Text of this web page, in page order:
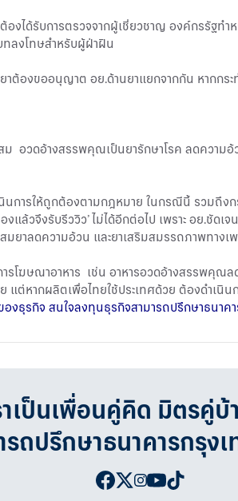
งได้รับการตรวจจากผู้เชี่ยวชาญ องค์กรรัฐทำ
ทลงโทษสำหรับผู้ฝ่าฝืน
ยาต้องขออนุญาต อย.ด้านยาแยกจากกัน หาก
ม อวดอ้างสรรพคุณเป็นยารักษาโรค ลดควา
ารให้ถูกต้องตามกฎหมาย ในกรณีนี้ รวมถึง
แล้วจึงรับรีววิว’ ไม่ได้อีกต่อไป เพราะ อย.ชั
ยาลดความอ้วน และยาเสริมสมรรถภาพทางเ
ารโฆษณาอาหาร เช่น อาหารอวดอ้างสรรพ
ต่หากผลิตเพื่อไทยใช้ประเทศด้วย ต้องดำเนิ
งธุรกิจ สนใจลงทุนธุรกิจสามารถปรึกษาธนาค
เป็นเพื่อนคู่คิด มิตรคู่บ้
รถปรึกษาธนาคารกรุ